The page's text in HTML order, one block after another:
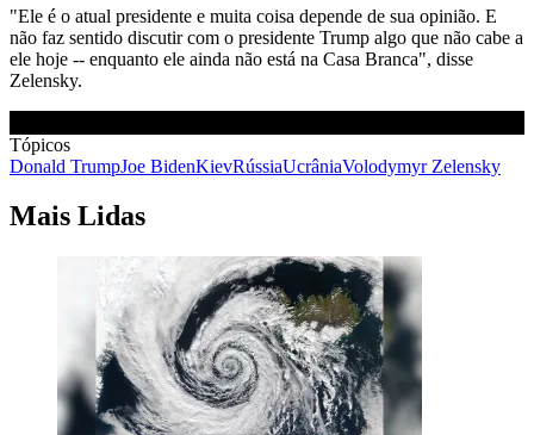
"Ele é o atual presidente e muita coisa depende de sua opinião. E
não faz sentido discutir com o presidente Trump algo que não cabe a
ele hoje -- enquanto ele ainda não está na Casa Branca", disse
Zelensky.
Tópicos
Donald TrumpJoe BidenKievRússiaUcrâniaVolodymyr Zelensky
Mais Lidas